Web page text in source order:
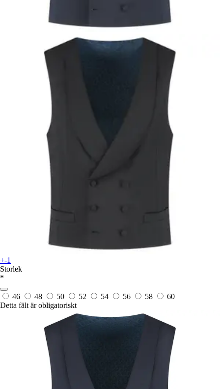
+-1
Storlek
*
46 48 50 52 54 56 58
60
Detta fält är obligatoriskt